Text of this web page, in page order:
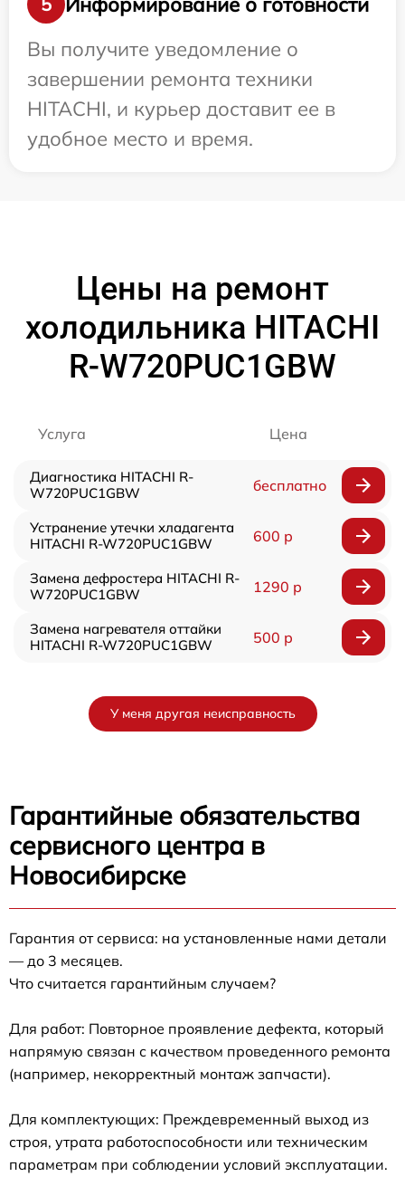
Вы получите уведомление о
завершении ремонта техники
HITACHI, и курьер доставит ее в
удобное место и время.
Цены на ремонт
холодильника HITACHI
R-W720PUC1GBW
Услуга Цена
Диагностика HITACHI R-
W720PUC1GBW
бесплатно
Устранение утечки хладагента
HITACHI R-W720PUC1GBW
600 р
Замена дефростера HITACHI R-
W720PUC1GBW
1290 р
Замена нагревателя оттайки
HITACHI R-W720PUC1GBW
500 р
У меня другая неисправность
Гарантийные обязательства
сервисного центра в
Новосибирске
Гарантия от сервиса: на установленные нами детали
— до 3 месяцев.
Что считается гарантийным случаем?
Для работ: Повторное проявление дефекта, который
напрямую связан с качеством проведенного ремонта
(например, некорректный монтаж запчасти).
Для комплектующих: Преждевременный выход из
строя, утрата работоспособности или техническим
параметрам при соблюдении условий эксплуатации.